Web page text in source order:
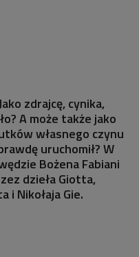
zdrajcę, cynika,
A może także jako
własnego czynu
uruchomił? W
Bożena Fabiani
dzieła Giotta,
i Nikołaja Gie.